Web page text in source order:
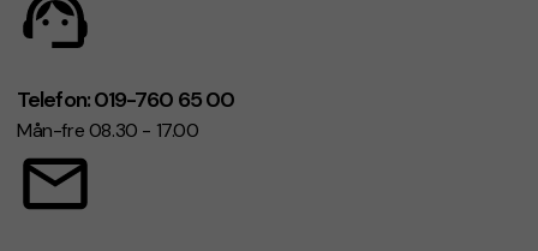
Telefon: 019-760 65 00
Mån-fre 08.30 - 17.00